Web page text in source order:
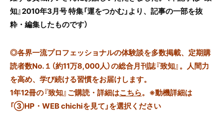
知』2010年3月号 特集「運をつかむ」より、記事の一部を抜
粋・編集したものです）
◎各界一流プロフェッショナルの体験談を多数掲載、定期購
読者数No.１（約11万8,000人）の総合月刊誌『致知』。人間力
を高め、学び続ける習慣をお届けします。
1年12冊の『致知』ご購読・詳細はこちら。 ※動機詳細は
「③HP・WEB chichiを見て」を選択ください